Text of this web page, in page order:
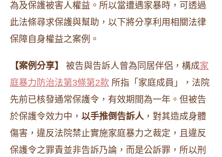
為及保護被害人權益。所以當遭遇家暴時，可透過
此法條尋求保護與幫助，以下將分享利用相關法律
保障自身權益之案例。
【案例分享】 被告與告訴人曾為同居伴侶，構成家
庭暴力防治法第3條第2款 所指「家庭成員」，法院
先前已核發通常保護令，有效期間為一年。但被告
於保護令效力中， 以手推倒告訴人，對其造成身體
傷害，違反法院禁止實施家庭暴力之裁定，且違反
保護令之罪責並非告訴乃論，而是公訴罪，所以刑